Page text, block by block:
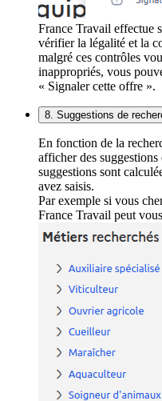
France Travail effectue
vérifier la légalité et la
malgré ces contrôles
inappropriés, vous
« Signaler cette offre ».
8. Suggestions de
En fonction de la
afficher des
suggestions sont
avez saisis.
Par exemple si vous
France Travail peut